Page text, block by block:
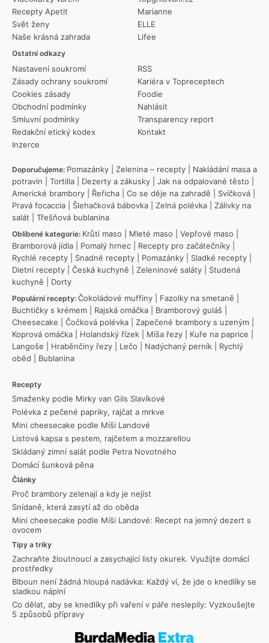
Recepty Apetit
Svět ženy
Naše krásná zahrada
Ostatní odkazy
Nastavení soukromí
Zásady ochrany soukromí
Cookies zásady
Obchodní podmínky
Smluvní podmínky
Redakční etický kodex
Inzerce
RSS
Kariéra v Topreceptech
Foodie
Nahlásit
Transparency report
Kontakt
Marianne
ELLE
Lifee
Doporučujeme: Pomazánky Zelenina – recepty
Nakládání masa a
potravin
Tortilla Dezerty a zákusky Jak na odpalované těsto
Americké brambory
Řeřicha Co se děje na zahradě Svíčková
Pravá focaccia
Šlehačková bábovka Zelná polévka
Zálivky na
salát
Třešňová bublanina
Oblíbené kategorie: Krůtí maso Mleté maso Vepřové maso
Bramborová jídla
Pomalý hrnec Recepty pro začátečníky
Rychlé recepty
Snadné recepty Pomazánky Sladké recepty
Dietní recepty
Česká kuchyně Zeleninové saláty
Studená
kuchyně
Dorty
Populární recepty: Čokoládové muffiny Fazolky na smetaně
Buchtičky s krémem
Rajská omáčka Bramborový guláš
Cheesecake
Čočková polévka Zapečené brambory s uzeným
Koprová omáčka
Holandský řízek Míša řezy Kuře na paprice
Langoše
Hraběnčiny řezy Lečo Nadýchaný perník
Rychlý
oběd
Bublanina
Recepty
Smaženky podle Mirky van Gils Slavíkové
Polévka z pečené papriky, rajčat a mrkve
Mini cheesecake podle Míši Landové
Listová kapsa s pestem, rajčetem a mozzarellou
Skládaný zimní salát podle Petra Novotného
Domácí šunková pěna
Články
Proč brambory zelenají a kdy je nejíst
Snídaně, která zasytí až do oběda
Mini cheesecake podle Míši Landové: Recept na jemný dezert s
ovocem
Tipy a triky
Zachraňte žloutnoucí a zasychající listy okurek. Využijte domácí
prostředky
Blboun není žádná hloupá nadávka: Každý ví, že jde o knedlíky se
sladkou náplní
Co dělat, aby se knedlíky při vaření v páře neslepily: Vyzkoušejte
5 způsobů přípravy